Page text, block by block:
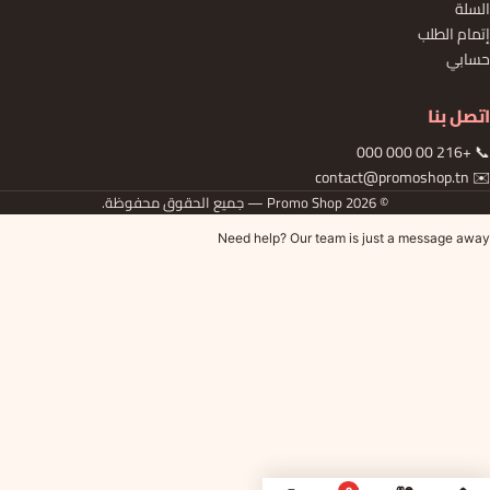
السلة
إتمام الطلب
حسابي
اتصل بنا
📞 +216 00 000 000
✉️ contact@promoshop.tn
© 2026 Promo Shop — جميع الحقوق محفوظة.
Need help? Our team is just a message away